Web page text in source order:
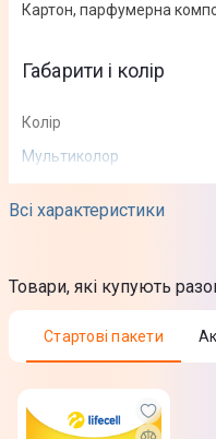
Всі характеристики
Картон, парфумерна
Габарити і колір
Колір
Мультиколор
Товари, які купують
Стартові пакети